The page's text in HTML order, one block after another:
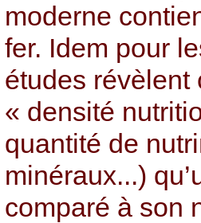
moderne
fer. Idem pour
études révèlent
« densité
quantité de
minéraux...)
comparé à son